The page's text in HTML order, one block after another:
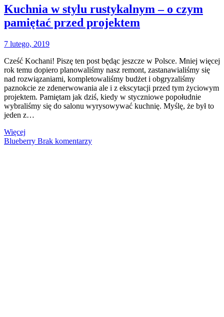
Kuchnia w stylu rustykalnym – o czym
pamiętać przed projektem
7 lutego, 2019
Cześć Kochani! Piszę ten post będąc jeszcze w Polsce. Mniej więcej
rok temu dopiero planowaliśmy nasz remont, zastanawialiśmy się
nad rozwiązaniami, kompletowaliśmy budżet i obgryzaliśmy
paznokcie ze zdenerwowania ale i z ekscytacji przed tym życiowym
projektem. Pamiętam jak dziś, kiedy w styczniowe popołudnie
wybraliśmy się do salonu wyrysowywać kuchnię. Myślę, że był to
jeden z…
Więcej
Blueberry Brak komentarzy